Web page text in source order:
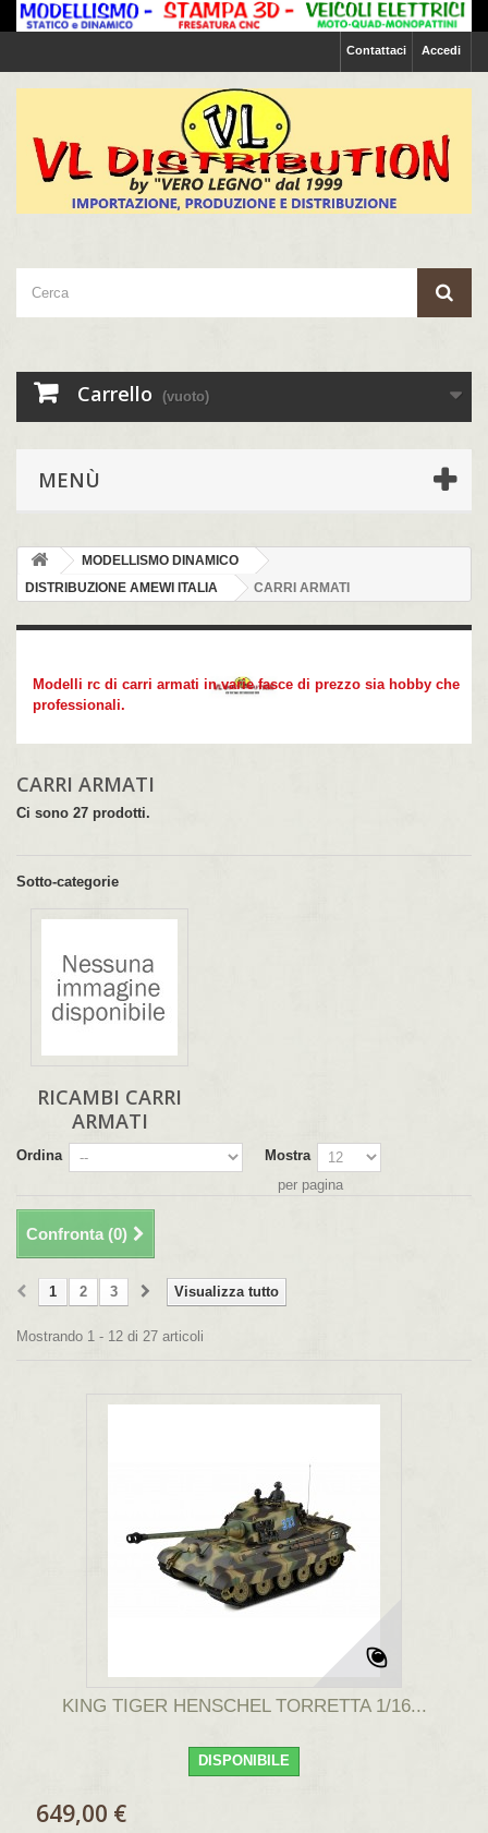
Accedi
Contattaci
Carrello (vuoto)
MENÙ
MODELLISMO DINAMICO
DISTRIBUZIONE AMEWI ITALIA
CARRI ARMATI
Modelli rc di carri armati in varie fasce di prezzo sia hobby che
professionali.
CARRI ARMATI
Ci sono 27 prodotti.
Sotto-categorie
RICAMBI CARRI
ARMATI
Ordina
Mostra
per pagina
Confronta (0)
Visualizza tutto
1 2 3
Mostrando 1 - 12 di 27 articoli
KING TIGER HENSCHEL TORRETTA 1/16...
DISPONIBILE
649,00 €